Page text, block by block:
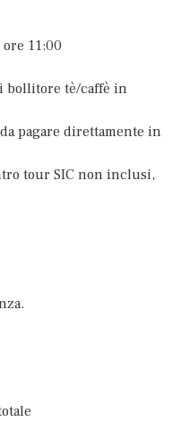
11:00
bollitore tè/caffè in
pagare direttamente in
tour SIC non inclusi,